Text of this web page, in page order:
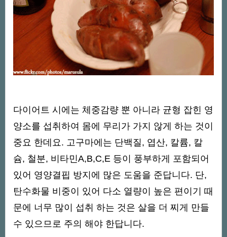
다이어트 시에는 체중감량 뿐 아니라 균형 잡힌 영
양소를 섭취하여 몸에 무리가 가지 않게 하는 것이
중요 한데요. 고구마에는 단백질, 엽산, 칼륨, 칼
슘, 철분, 비타민A,B,C,E 등이 풍부하게 포함되어
있어 영양결핍 방지에 많은 도움을 준답니다. 단,
탄수화물 비중이 있어 다소 열량이 높은 편이기 때
문에 너무 많이 섭취 하는 것은 살을 더 찌게 만들
수 있으므로 주의 해야 한답니다.